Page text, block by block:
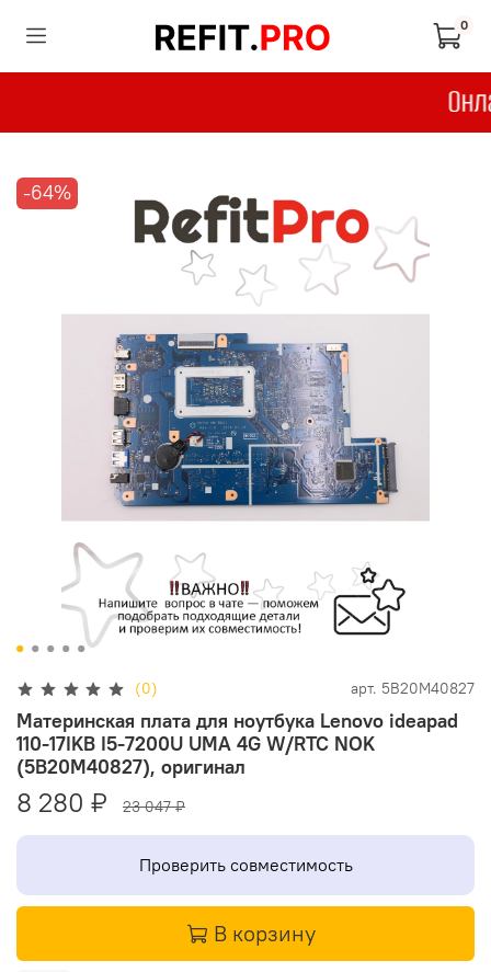
0
-64%
(0) арт. 5B20M40827
Материнская плата для ноутбука Lenovo ideapad
110-17IKB I5-7200U UMA 4G W/RTC NOK
(5B20M40827), оригинал
8 280 ₽ 23 047 ₽
Проверить совместимость
В корзину